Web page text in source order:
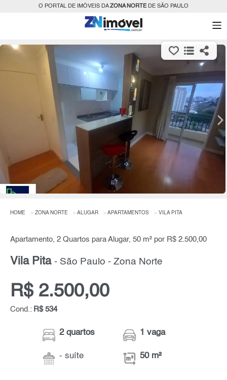
O PORTAL DE IMÓVEIS DAZONA NORTEDE SÃO PAULO
HOME ZONA NORTE ALUGAR APARTAMENTOS VILA PITA
Apartamento, 2 Quartos para Alugar, 50 m² por R$ 2.500,00
Vila Pita - São Paulo - Zona Norte
R$ 2.500,00
Cond.: R$ 534
2 quartos
- suíte
1 vaga
50 m²